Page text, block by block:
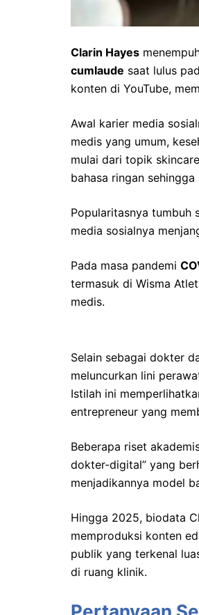
Clarin Hayes
cumlaude saat lulus
konten di YouTube,
Awal karier media
medis yang umum,
mulai dari topik
bahasa ringan
Popularitasnya tumbuh
media sosialnya
Pada masa pandemi
termasuk di Wisma
medis.
Selain sebagai dokter
meluncurkan lini
Istilah ini
entrepreneur yang
Beberapa riset
dokter-digital” yang
menjadikannya model
Hingga 2025, biodata
memproduksi konten
publik yang terkenal
di ruang klinik.